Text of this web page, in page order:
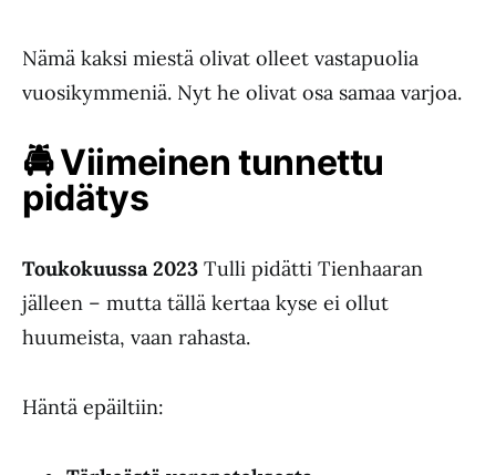
Nämä kaksi miestä olivat olleet vastapuolia
vuosikymmeniä. Nyt he olivat osa samaa varjoa.
🚔Viimeinen tunnettu
pidätys
Toukokuussa 2023 Tulli pidätti Tienhaaran
jälleen – mutta tällä kertaa kyse ei ollut
huumeista, vaan rahasta.
Häntä epäiltiin: